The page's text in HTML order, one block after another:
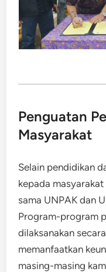
Penguatan
Masyarakat
Selain pendidikan
kepada
sama UNPAK dan
Program-program
dilaksanakan
memanfaatkan
masing-masing